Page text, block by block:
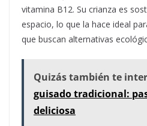
vitamina B12. Su crianza es
espacio, lo que la hace ideal
que buscan alternativas
Quizás también te
guisado tradicional:
deliciosa